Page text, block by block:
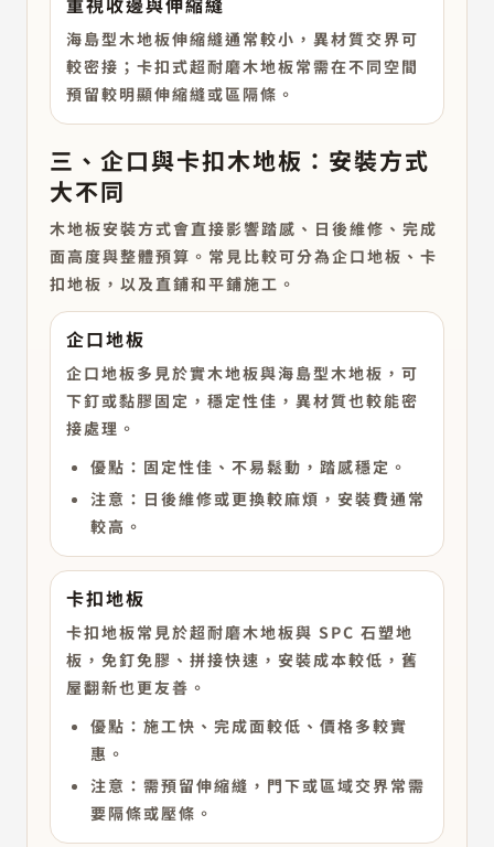
海島型木地板伸縮縫通常較小，異材質交界可
較密接；卡扣式超耐磨木地板常需在不同空間
預留較明顯伸縮縫或區隔條。
三、企口與卡扣木地板：安裝方式
大不同
木地板安裝方式會直接影響踏感、日後維修、完成
面高度與整體預算。常見比較可分為企口地板、卡
扣地板，以及直鋪和平鋪施工。
企口地板
企口地板多見於實木地板與海島型木地板，可
下釘或黏膠固定，穩定性佳，異材質也較能密
接處理。
優點：固定性佳、不易鬆動，踏感穩定。
注意：日後維修或更換較麻煩，安裝費通常
較高。
卡扣地板
卡扣地板常見於超耐磨木地板與 SPC 石塑地
板，免釘免膠、拼接快速，安裝成本較低，舊
屋翻新也更友善。
優點：施工快、完成面較低、價格多較實
惠。
注意：需預留伸縮縫，門下或區域交界常需
要隔條或壓條。